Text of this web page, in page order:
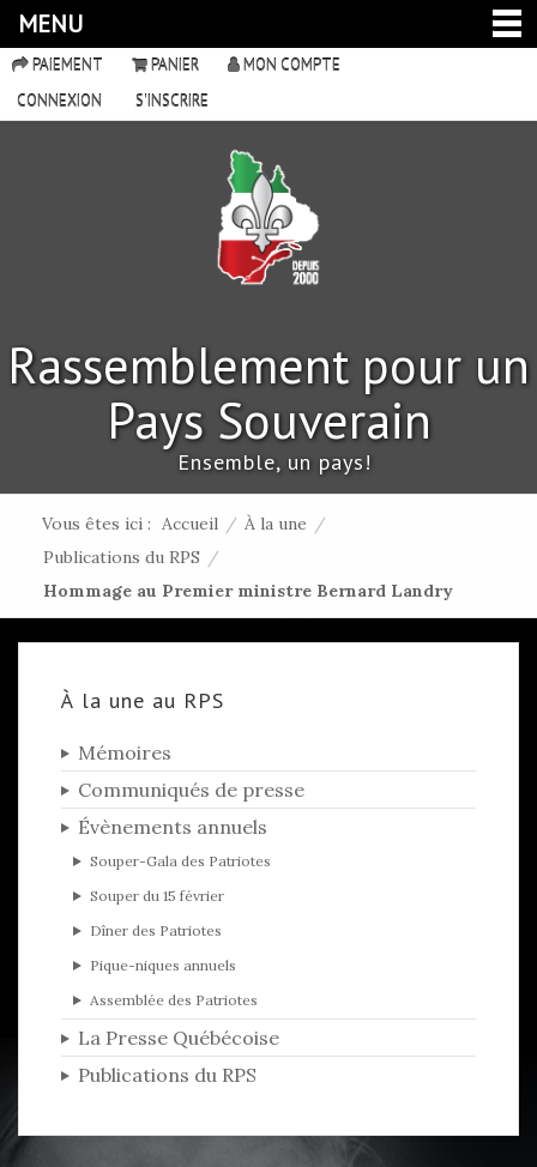
MENU
PAIEMENT PANIER
MON COMPTE
CONNEXION
S'INSCRIRE
Rassemblement pour un
Pays Souverain
Ensemble, un pays!
Vous êtes ici : Accueil / À la une /
Publications du RPS /
Hommage au Premier ministre Bernard Landry
À la une au RPS
Mémoires
Communiqués de presse
Évènements annuels
Souper-Gala des Patriotes
Souper du 15 février
Dîner des Patriotes
Pique-niques annuels
Assemblée des Patriotes
La Presse Québécoise
Publications du RPS